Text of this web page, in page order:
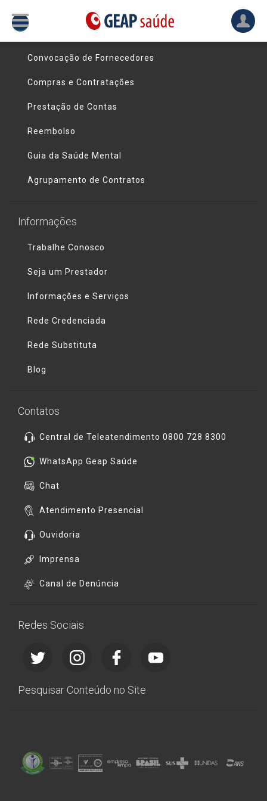
Links úteis
Convocação de Fornecedores
Compras e Contratações
Prestação de Contas
Reembolso
Guia da Saúde Mental
Agrupamento de Contratos
Informações
Trabalhe Conosco
Seja um Prestador
Informações e Serviços
Rede Credenciada
Rede Substituta
Blog
Contatos
Central de Teleatendimento 0800 728 8300
WhatsApp Geap Saúde
Chat
Atendimento Presencial
Ouvidoria
Imprensa
Canal de Denúncia
Redes Sociais
Pesquisar Conteúdo no Site